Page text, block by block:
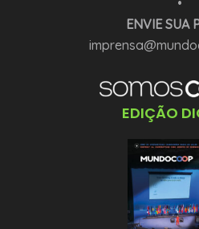
•
ENVIE SUA
EDIÇÃO